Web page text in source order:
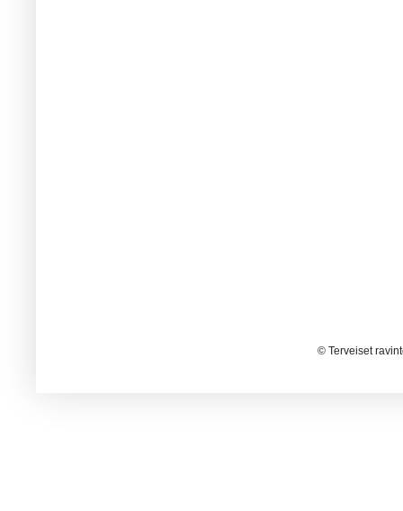
© Terveiset